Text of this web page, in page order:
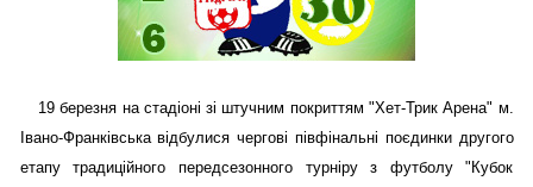
19 березня на стадіоні зі штучним покриттям "Хет-Трик Арена" м.
Івано-Франківська відбулися чергові півфінальні поєдинки другого
етапу традиційного передсезонного турніру з футболу "Кубок